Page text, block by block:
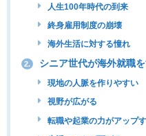
人生100年時代の到来
終身雇用制度の崩壊
海外生活に対する憧れ
2. シニア世代が海外就職
現地の人脈を作りやすい
視野が広がる
転職や起業の力がアップ